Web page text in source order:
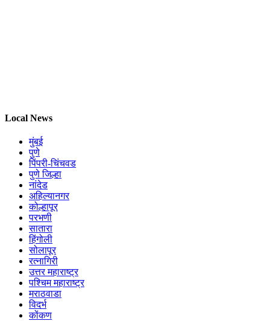
Local News
मुंबई
पुणे
पिंपरी-चिंचवड
पुणे जिल्हा
नांदेड
अहिल्यानगर
कोल्हापूर
परभणी
सातारा
हिंगोली
सोलापूर
रत्नागिरी
उत्तर महाराष्ट्र
पश्चिम महाराष्ट्र
मराठवाडा
विदर्भ
कोंकण